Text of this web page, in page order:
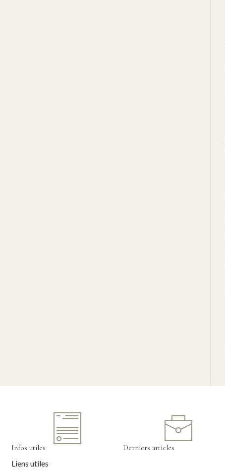
Infos utiles
Liens utiles
Derniers articles